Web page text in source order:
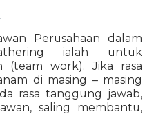
Perusahaan dalam
ialah untuk
(team work). Jika rasa
di masing – masing
rasa tanggung jawab,
saling membantu,